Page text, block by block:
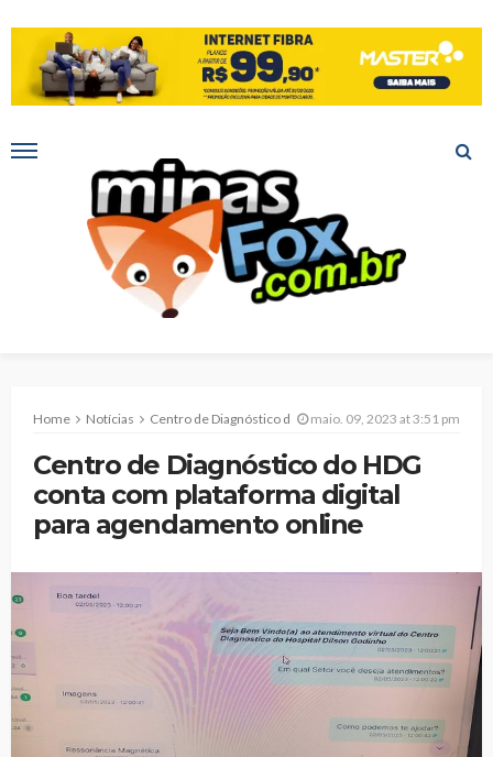
Home Notícias Centro de Diagnóstico do HDG conta com plataforma digital para agendamento online
maio. 09, 2023 at 3:51 pm
Centro de Diagnóstico do HDG
conta com plataforma digital
para agendamento online